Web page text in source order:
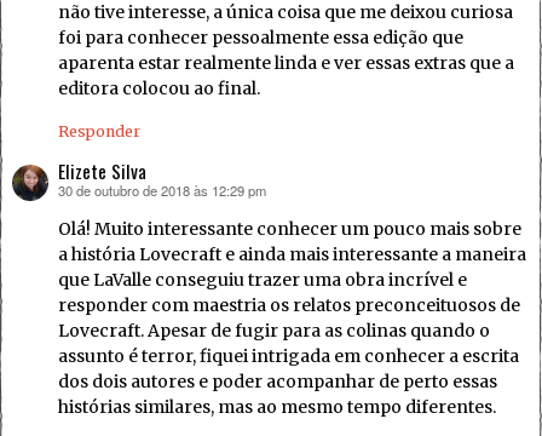
não tive interesse, a única coisa que me deixou curiosa
foi para conhecer pessoalmente essa edição que
aparenta estar realmente linda e ver essas extras que a
editora colocou ao final.
Responder
Elizete Silva
disse:
30 de outubro de 2018 às 12:29 pm
Olá! Muito interessante conhecer um pouco mais sobre
a história Lovecraft e ainda mais interessante a maneira
que LaValle conseguiu trazer uma obra incrível e
responder com maestria os relatos preconceituosos de
Lovecraft. Apesar de fugir para as colinas quando o
assunto é terror, fiquei intrigada em conhecer a escrita
dos dois autores e poder acompanhar de perto essas
histórias similares, mas ao mesmo tempo diferentes.